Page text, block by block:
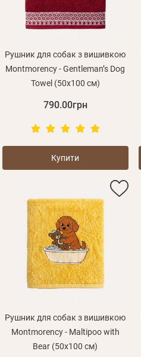
Рушник для собак з вишивкою
Montmorency - Gentleman’s Dog
Towel (50x100 см)
790.00грн
Купити
Рушник для собак з вишивкою
Montmorency - Maltipoo with
Bear (50x100 см)